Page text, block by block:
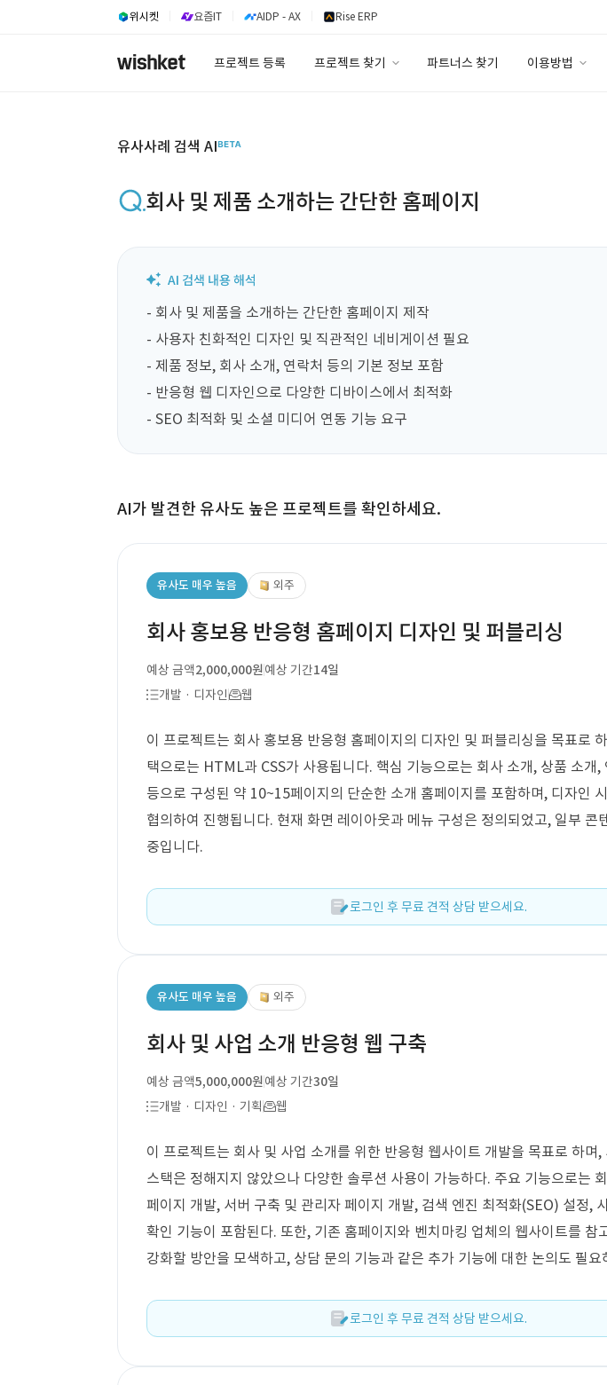
위시켓 요즘IT AIDP - AX Rise ERP
프로젝트 등록 프로젝트 찾기 파트너스 찾기 이용방법
유사사례 검색 AI
회사 및 제품 소개하는 간단한 홈페이지
- 회사 및 제품을 소개하는 간단한 홈페이지 제작
- 사용자 친화적인 디자인 및 직관적인 네비게이션 필요
- 제품 정보, 회사 소개, 연락처 등의 기본 정보 포함
- 반응형 웹 디자인으로 다양한 디바이스에서 최적화
- SEO 최적화 및 소셜 미디어 연동 기능 요구
AI가 발견한 유사도 높은 프로젝트를 확인하세요.
유사도 매우 높음 외주
회사 홍보용 반응형 홈페이지 디자인 및 퍼블리싱
예상 금액2,000,000원예상 기간14일
개발 · 디자인
웹
이 프로젝트는 회사 홍보용 반응형 홈페이지의 디자인 및 퍼블리싱을 목표로
택으로는 HTML과 CSS가 사용됩니다. 핵심 기능으로는 회사 소개, 상품 소개,
등으로 구성된 약 10~15페이지의 단순한 소개 홈페이지를 포함하며, 디자인
협의하여 진행됩니다. 현재 화면 레이아웃과 메뉴 구성은 정의되었고, 일부 콘
중입니다.
로그인 후 무료 견적 상담 받으세요.
유사도 매우 높음 외주
회사 및 사업 소개 반응형 웹 구축
예상 금액5,000,000원예상 기간30일
개발 · 디자인 · 기획
웹
이 프로젝트는 회사 및 사업 소개를 위한 반응형 웹사이트 개발을 목표로 하며,
스택은 정해지지 않았으나 다양한 솔루션 사용이 가능하다. 주요 기능으로는
페이지 개발, 서버 구축 및 관리자 페이지 개발, 검색 엔진 최적화(SEO) 설정,
확인 기능이 포함된다. 또한, 기존 홈페이지와 벤치마킹 업체의 웹사이트를 참
강화할 방안을 모색하고, 상담 문의 기능과 같은 추가 기능에 대한 논의도 필요
로그인 후 무료 견적 상담 받으세요.